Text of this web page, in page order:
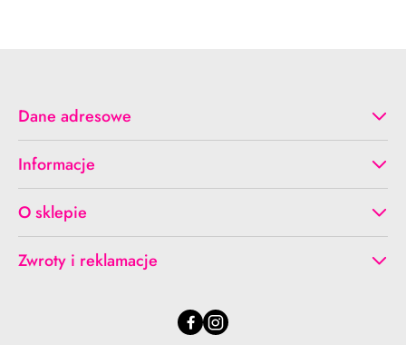
Dane adresowe
Informacje
O sklepie
Zwroty i reklamacje